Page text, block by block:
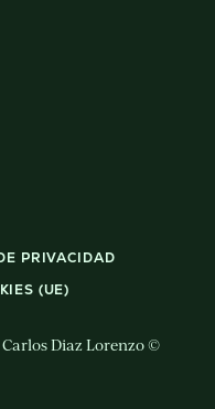
PRIVACIDAD
(UE)
Diaz Lorenzo ©